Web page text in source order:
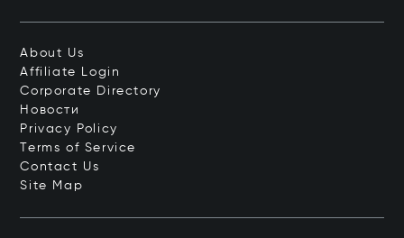
About Us
Affiliate Login
Corporate Directory
Новости
Privacy Policy
Terms of Service
Contact Us
Site Map